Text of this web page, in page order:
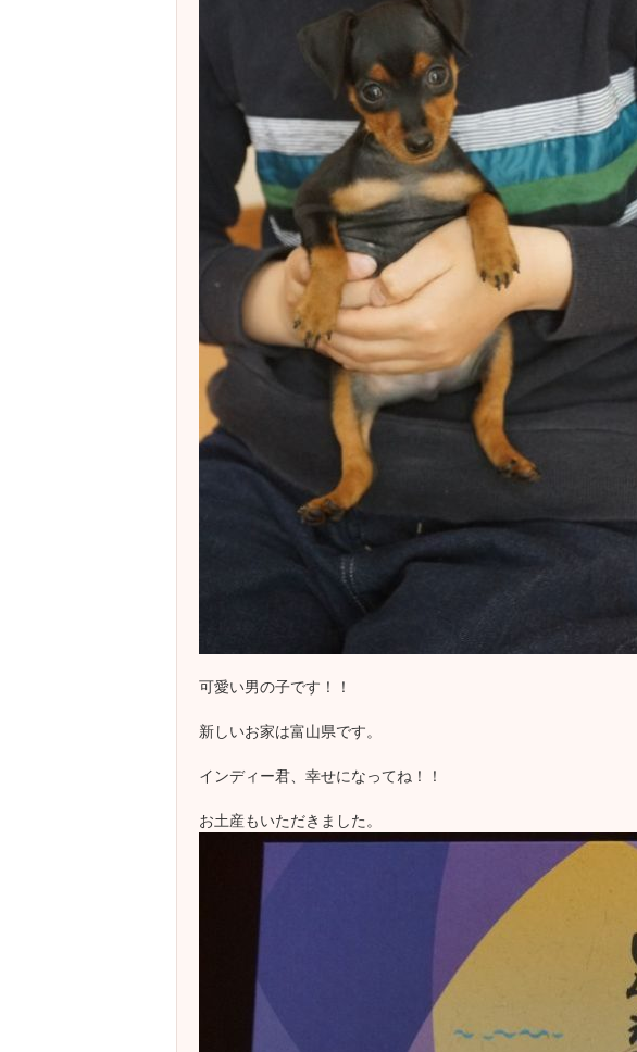
可愛い男の子です！！
新しいお家は富山県です。
インディー君、幸せになってね！！
お土産もいただきました。